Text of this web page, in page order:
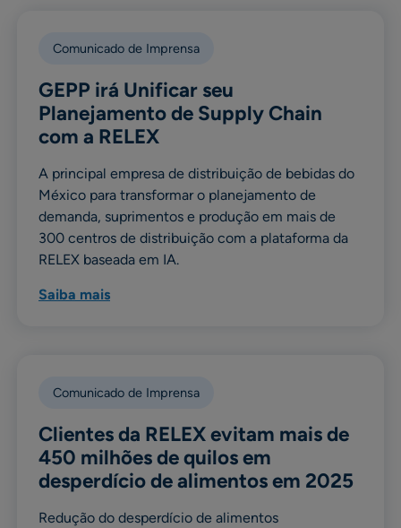
Comunicado de Imprensa
GEPP irá Unificar seu
Planejamento de Supply Chain
com a RELEX
A principal empresa de distribuição de bebidas do
México para transformar o planejamento de
demanda, suprimentos e produção em mais de
300 centros de distribuição com a plataforma da
RELEX baseada em IA.
Saiba mais
Comunicado de Imprensa
Clientes da RELEX evitam mais de
450 milhões de quilos em
desperdício de alimentos em 2025
Redução do desperdício de alimentos